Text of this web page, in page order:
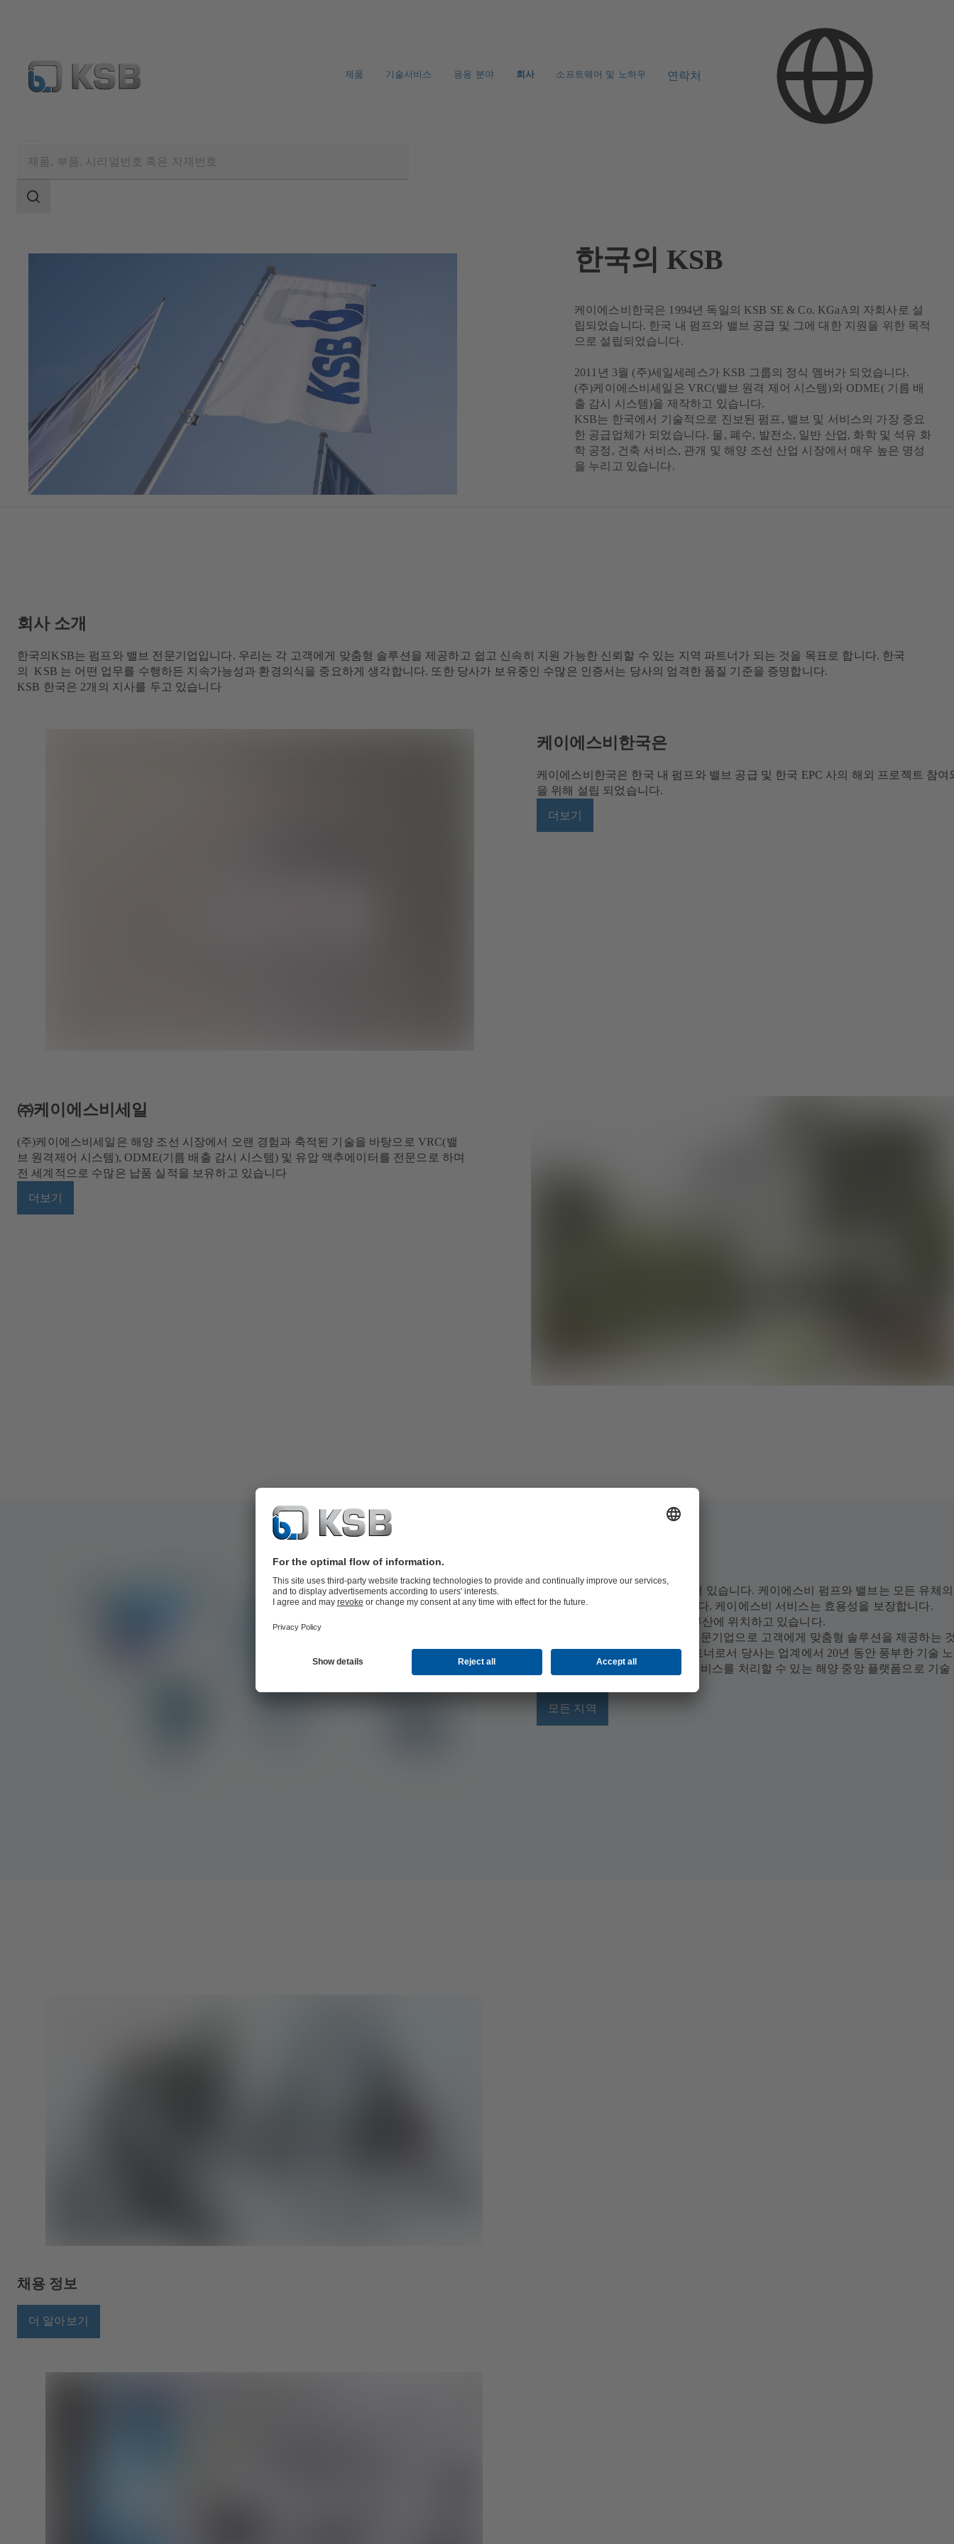
제품 기술서비스 응용 분야 회사 소프트웨어 및 노하우 연락처
검
위
한국의 KSB
케이에스비한국은 1994년 독일의 KSB SE & Co. KGaA의 자회사로 설
립되었습니다. 한국 내 펌프와 밸브 공급 및 그에 대한 지원을 위한 목적
으로 설립되었습니다.
2011년 3월 (주)세일세레스가 KSB 그룹의 정식 멤버가 되었습니다.
(주)케이에스비세일은 VRC(밸브 원격 제어 시스템)와 ODME( 기름 배
출 감시 시스템)을 제작하고 있습니다.
KSB는 한국에서 기술적으로 진보된 펌프, 밸브 및 서비스의 가장 중요
한 공급업체가 되었습니다. 물, 폐수, 발전소, 일반 산업, 화학 및 석유 화
학 공정, 건축 서비스, 관개 및 해양 조선 산업 시장에서 매우 높은 명성
을 누리고 있습니다.
회사 소개
한국의KSB는 펌프와 밸브 전문기업입니다. 우리는 각 고객에게 맞춤형 솔루션을 제공하고 쉽고 신속히 지원 가능한 신뢰할 수 있는 지역 파트너가 되는 것을 목표로 합니다. 한국
의 KSB 는 어떤 업무를 수행하든 지속가능성과 환경의식을 중요하게 생각합니다. 또한 당사가 보유중인 수많은 인증서는 당사의 엄격한 품질 기준을 증명합니다.
KSB 한국은 2개의 지사를 두고 있습니다
케이에스비한국은
케이에스비한국은 한국 내 펌프와 밸브 공급 및 한국 EPC 사의 해외 프로젝트 참여
을 위해 설립 되었습니다.
더보기
㈜케이에스비세일
(주)케이에스비세일은 해양 조선 시장에서 오랜 경험과 축적된 기술을 바탕으로 VRC(밸
브 원격제어 시스템), ODME(기름 배출 감시 시스템) 및 유압 액추에이터를 전문으로 하며
전 세계적으로 수많은 납품 실적을 보유하고 있습니다
더보기
케이에스비한국은 서울에 위치해 있습니다. 케이에스비 펌프와 밸브는 모든 유체
및 안정적인 차단을 위해 쓰입니다. 케이에스비 서비스는 효용성을 보장합니다.
한국의 (주)케이에스비세일은 부산에 위치하고 있습니다.
당사는 밸브 및 제어 시스템을 전문기업으로 고객에게 맞춤형 솔루션을 제공하는
표로 합니다. 신뢰할 수 있는 파트너로서 당사는 업계에서 20년 동안 풍부한 기술
축적했습니다. 당사는 판매 및 서비스를 처리할 수 있는 해양 중앙 플랫폼으로 기술
모든 지역
채용 정보
더 알아보기